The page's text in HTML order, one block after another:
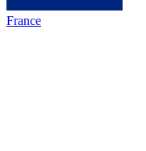
France